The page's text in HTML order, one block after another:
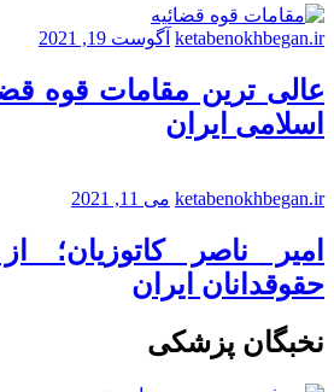
ketabenokhbegan.ir آگوست 19, 2021
عالی ترین مقامات قوه
اسلامی ایران
ketabenokhbegan.ir می 11, 2021
امیر ناصر کاتوزیان؛
حقوقدانان ایران
نخبگان پزشکی